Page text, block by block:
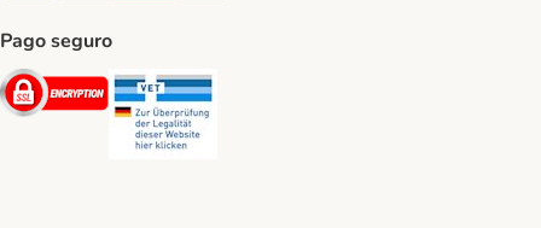
Pago seguro
Security